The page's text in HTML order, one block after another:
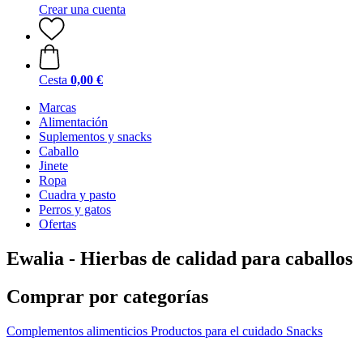
Crear una cuenta
Cesta 0,00 €
Marcas
Alimentación
Suplementos y snacks
Caballo
Jinete
Ropa
Cuadra y pasto
Perros y gatos
Ofertas
Ewalia - Hierbas de calidad para caballos
Comprar por categorías
Complementos alimenticios Productos para el cuidado Snacks